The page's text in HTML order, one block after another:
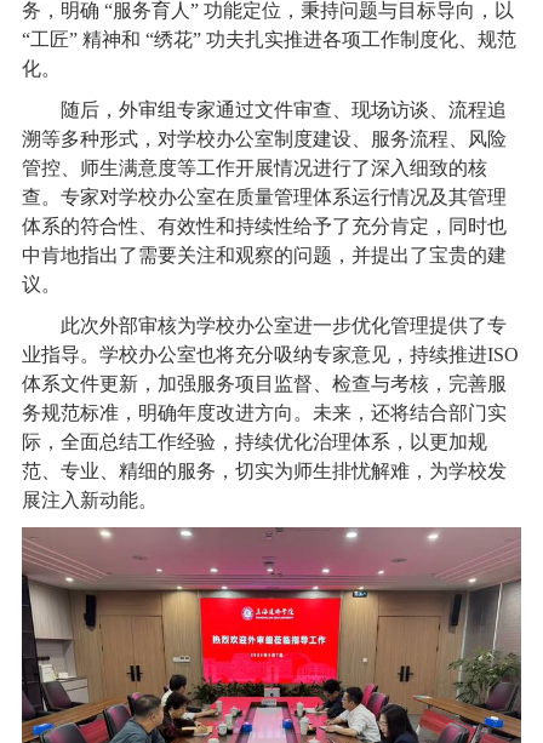
务，明确 “服务育人” 功能定位，秉持问题与目标导向，以
“工匠” 精神和 “绣花” 功夫扎实推进各项工作制度化、规范
化。
随后，外审组专家通过文件审查、现场访谈、流程追
溯等多种形式，对学校办公室制度建设、服务流程、风险
管控、师生满意度等工作开展情况进行了深入细致的核
查。专家对学校办公室在质量管理体系运行情况及其管理
体系的符合性、有效性和持续性给予了充分肯定，同时也
中肯地指出了需要关注和观察的问题，并提出了宝贵的建
议。
此次外部审核为学校办公室进一步优化管理提供了专
业指导。学校办公室也将充分吸纳专家意见，持续推进ISO
体系文件更新，加强服务项目监督、检查与考核，完善服
务规范标准，明确年度改进方向。未来，还将结合部门实
际，全面总结工作经验，持续优化治理体系，以更加规
范、专业、精细的服务，切实为师生排忧解难，为学校发
展注入新动能。